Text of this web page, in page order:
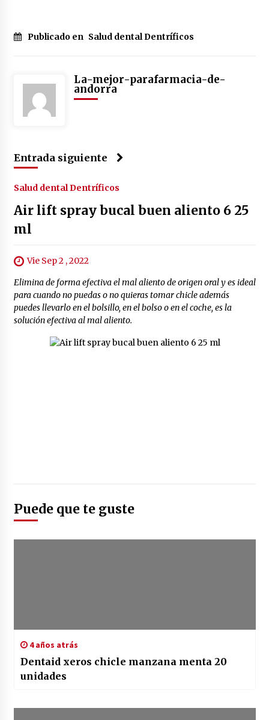
Publicado en Salud dental Dentríficos
La-mejor-parafarmacia-de-
andorra
Entrada siguiente
Salud dental Dentríficos
Air lift spray bucal buen aliento 6 25
ml
Vie Sep 2 , 2022
Elimina de forma efectiva el mal aliento de origen oral y es ideal
para cuando no puedas o no quieras tomar chicle además
puedes llevarlo en el bolsillo, en el bolso o en el coche, es la
solución efectiva al mal aliento.
Puede que te guste
4 años atrás
Dentaid xeros chicle manzana menta 20
unidades